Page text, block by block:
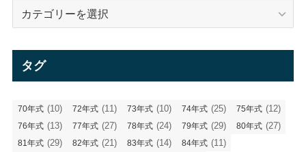
タグ
70年式 (10) 72年式 (11) 73年式 (10) 74年式 (25) 75年式 (12)
76年式 (13) 77年式 (27) 78年式 (24) 79年式 (29) 80年式 (27)
81年式 (29) 82年式 (21) 83年式 (14) 84年式 (11)